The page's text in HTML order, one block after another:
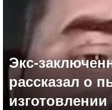
Экс-
рассказал о